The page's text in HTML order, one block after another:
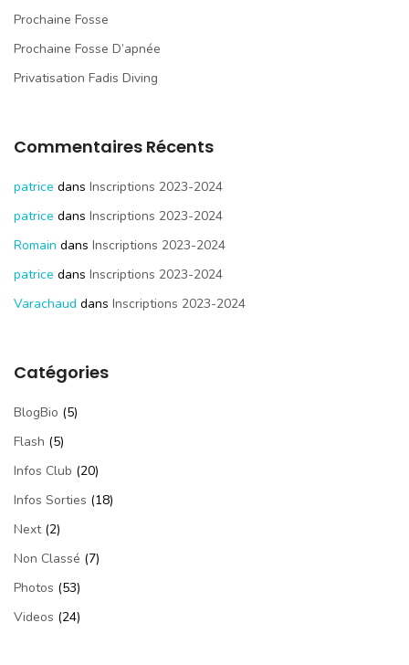
Prochaine Fosse
Prochaine Fosse D’apnée
Privatisation Fadis Diving
Commentaires Récents
patrice dans Inscriptions 2023-2024
patrice dans Inscriptions 2023-2024
Romain dans Inscriptions 2023-2024
patrice dans Inscriptions 2023-2024
Varachaud dans Inscriptions 2023-2024
Catégories
BlogBio (5)
Flash (5)
Infos Club (20)
Infos Sorties (18)
Next(2)
Non Classé (7)
Photos (53)
Videos (24)